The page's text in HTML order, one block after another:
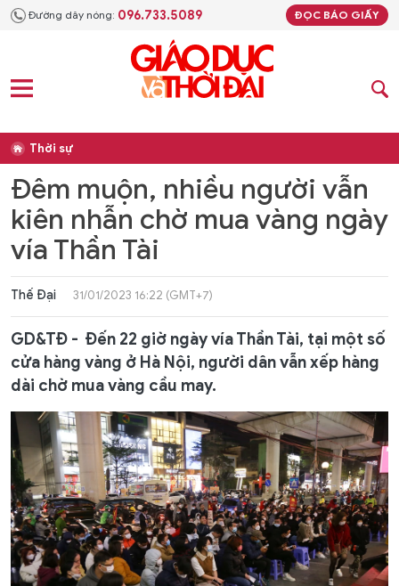
Đường dây nóng: 096.733.5089 ĐỌC BÁO GIẤY
Thời sự
Đêm muộn, nhiều người vẫn
kiên nhẫn chờ mua vàng ngày
vía Thần Tài
Thế Đại 31/01/2023 16:22 (GMT+7)
GD&TĐ - Đến 22 giờ ngày vía Thần Tài, tại một số
cửa hàng vàng ở Hà Nội, người dân vẫn xếp hàng
dài chờ mua vàng cầu may.